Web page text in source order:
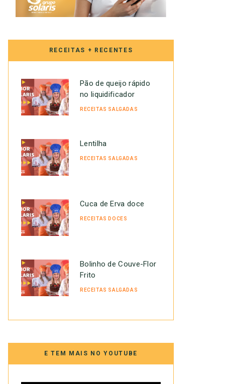
RECEITAS + RECENTES
Pão de queijo rápido
no liquidificador
RECEITAS SALGADAS
Lentilha
RECEITAS SALGADAS
Cuca de Erva doce
RECEITAS DOCES
Bolinho de Couve-Flor
Frito
RECEITAS SALGADAS
E TEM MAIS NO YOUTUBE